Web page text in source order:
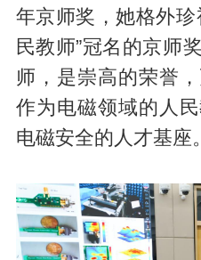
年京师奖，她格外珍
民教师”冠名的京师
师，是崇高的荣誉
作为电磁领域的人
电磁安全的人才基座。